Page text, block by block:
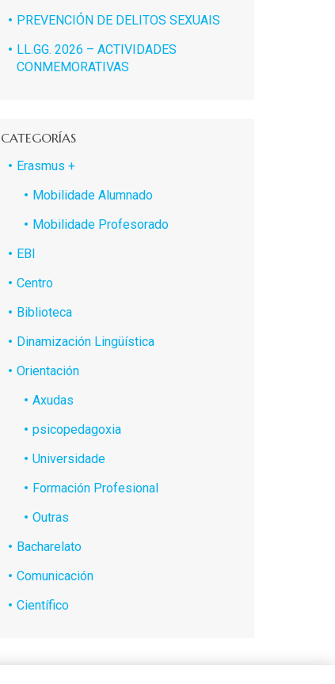
PREVENCIÓN DE DELITOS SEXUAIS
LL.GG. 2026 – ACTIVIDADES
CONMEMORATIVAS
CATEGORÍAS
Erasmus +
Mobilidade Alumnado
Mobilidade Profesorado
EBI
Centro
Biblioteca
Dinamización Lingüística
Orientación
Axudas
psicopedagoxia
Universidade
Formación Profesional
Outras
Bacharelato
Comunicación
Científico